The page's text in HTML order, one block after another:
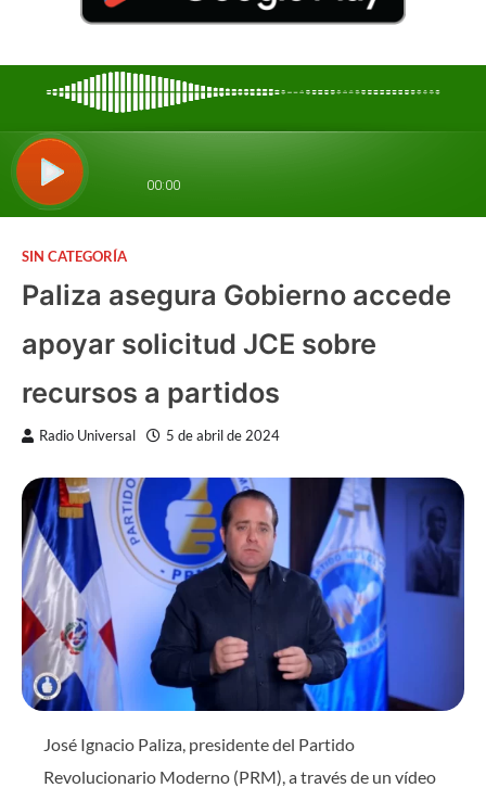
SIN CATEGORÍA
Paliza asegura Gobierno accede
apoyar solicitud JCE sobre
recursos a partidos
Radio Universal 5 de abril de 2024
José Ignacio Paliza, presidente del Partido
Revolucionario Moderno (PRM), a través de un vídeo